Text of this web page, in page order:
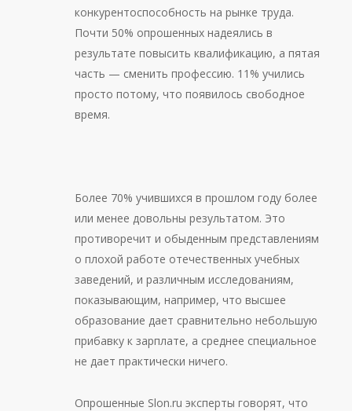
конкурентоспособность на рынке труда.
Почти 50% опрошенных надеялись в
результате повысить квалификацию, а пятая
часть — сменить профессию. 11% учились
просто потому, что появилось свободное
время.
Более 70% учившихся в прошлом году более
или менее довольны результатом. Это
противоречит и обыденным представлениям
о плохой работе отечественных учебных
заведений, и различным исследованиям,
показывающим, например, что высшее
образование дает сравнительно небольшую
прибавку к зарплате, а среднее специальное
не дает практически ничего.
Опрошенные Slon.ru эксперты говорят, что